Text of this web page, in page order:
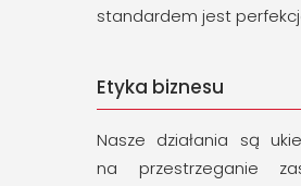
standardem jest
Etyka biznesu
Nasze działania są
na przestrzeganie